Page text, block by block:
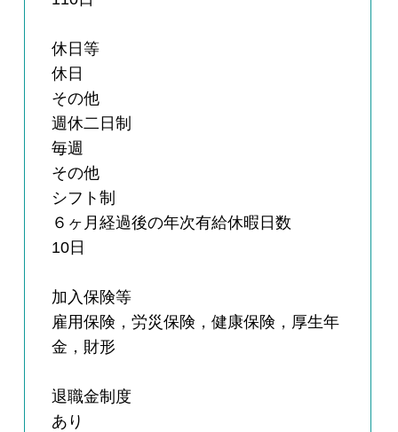
休日等
休日
その他
週休二日制
毎週
その他
シフト制
６ヶ月経過後の年次有給休暇日数
10日
加入保険等
雇用保険，労災保険，健康保険，厚生年
金，財形
退職金制度
あり